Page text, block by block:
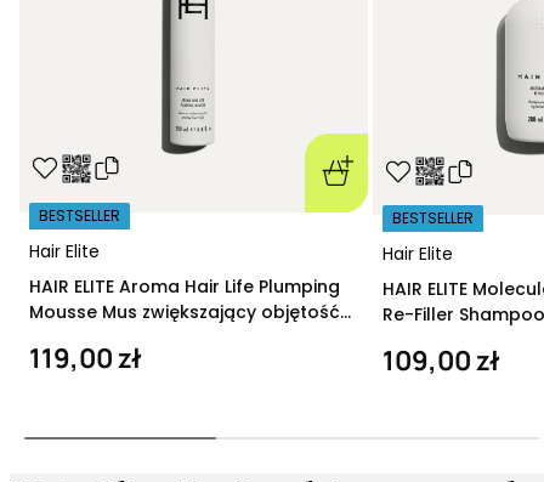
Hair Elite
BESTSELLER
HAIR ELITE Aroma Hair Life Plumping
Mousse Mus zwiększający objętość
119,00 zł
Hair Elite
BESTSELLER
HAIR ELITE
Re-Filler
109,00 zł